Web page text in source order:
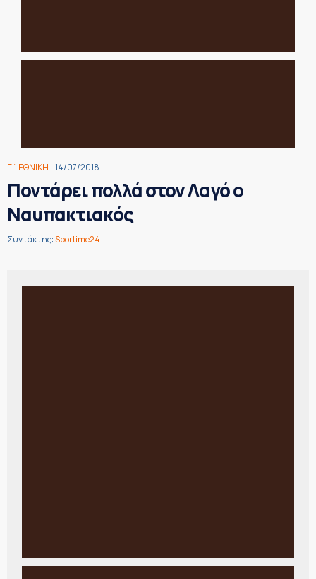
Γ΄ ΕΘΝΙΚΗ- 14/07/2018
Ποντάρει πολλά στον Λαγό ο
Ναυπακτιακός
Συντάκτης:Sportime24